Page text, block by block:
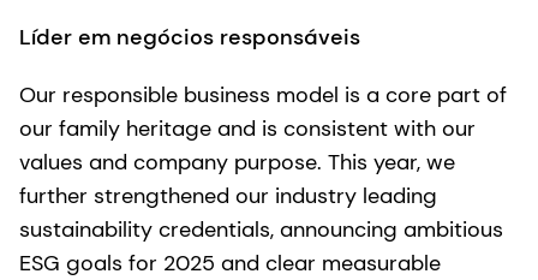
Líder em negócios responsáveis
Our responsible business model is a core part of
our family heritage and is consistent with our
values and company purpose. This year, we
further strengthened our industry leading
sustainability credentials, announcing ambitious
ESG goals for 2025 and clear measurable